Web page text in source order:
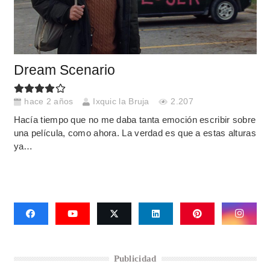
Dream Scenario
hace 2 años Ixquic la Bruja 2.207
Hacía tiempo que no me daba tanta emoción escribir sobre
una película, como ahora. La verdad es que a estas alturas
ya…
Publicidad